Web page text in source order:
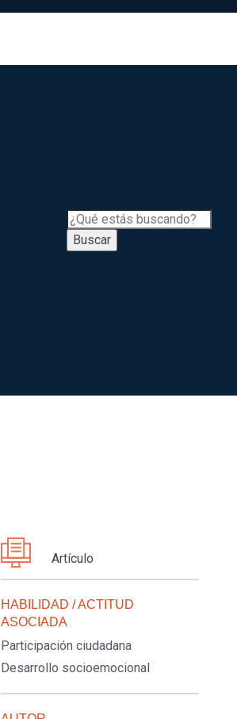
Buscar
Artículo
HABILIDAD / ACTITUD
ASOCIADA
Participación ciudadana
Desarrollo socioemocional